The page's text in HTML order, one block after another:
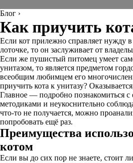
Блог ›
Как приучить
Если кот прилежно справляет нужду
лоточке, то он заслуживает от
Если же пушистый питомец умеет
унитазом, то является предметом
всеобщим любимцем его
приучить кота к унитазу?
Главное — подробно познакомиться
методиками и неукоснительно
что-то не получается, можно
попробовать ещё раз.
Преимущества
котом
Если вы до сих пор не знаете, стоит